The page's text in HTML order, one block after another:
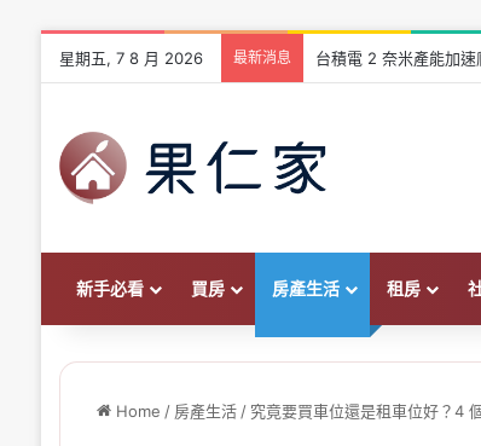
星期五, 7 8 月 2026 最新消息 台積電 2 奈米產能加速
新手必看 買房 房產生活 租房
Home / 房產生活 / 究竟要買車位還是租車位好？4